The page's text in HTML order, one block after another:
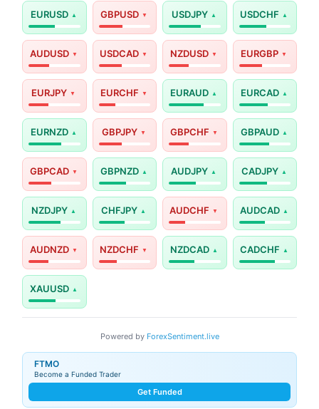
EURUSD GBPUSD USDJPY USDCHF
AUDUSD USDCAD NZDUSD EURGBP
EURJPY EURCHF EURAUD EURCAD
EURNZD GBPJPY GBPCHF GBPAUD
GBPCAD GBPNZD AUDJPY CADJPY
NZDJPY CHFJPY AUDCHF AUDCAD
AUDNZD NZDCHF NZDCAD CADCHF
XAUUSD
Powered by ForexSentiment.live
FTMO
Become a Funded Trader
Get Funded